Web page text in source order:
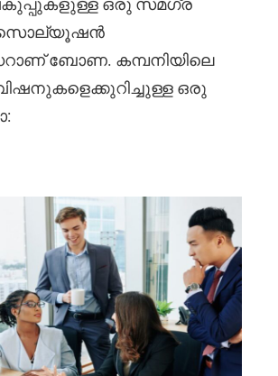
സൊല്യൂഷൻ
ബോണ. കമ്പനിയിലെ
ഒരു